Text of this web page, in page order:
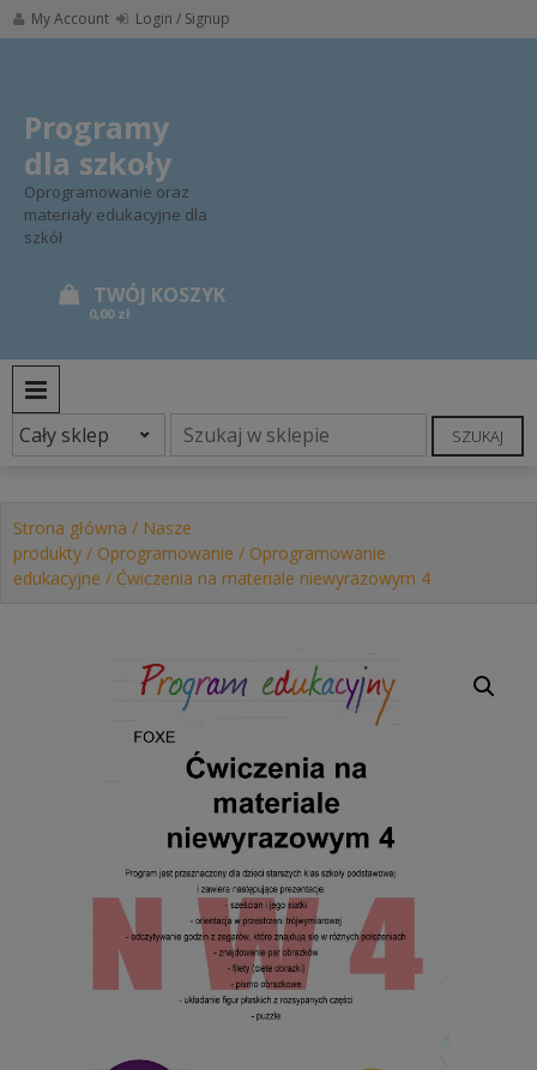
Skip
to
My Account Login / Signup
Programy
dla szkoły
Oprogramowanie oraz
materiały edukacyjne dla
szkół
0,00 zł
SZUKAJ
Strona główna / Nasze
produkty / Oprogramowanie / Oprogramowanie
edukacyjne / Ćwiczenia na materiale niewyrazowym 4